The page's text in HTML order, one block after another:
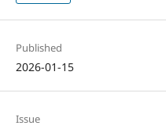
Published
2026-01-15
Issue